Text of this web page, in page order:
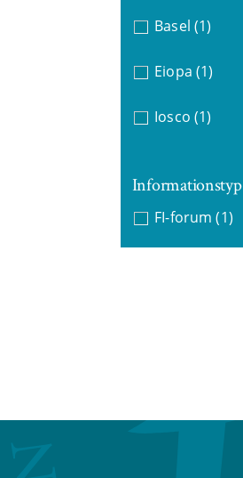
Basel (1)
Eiopa (1)
Iosco (1)
Informationstyp
FI-forum (1)